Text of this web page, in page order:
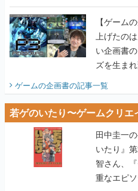
画書】
【ゲーム
上げたの
い企画書
ズを生ま
ビュー】
ゲームの企画書の記事一覧
若ゲのいたり〜ゲームクリエ
田中圭一
いたり』
智さん、
重なエピ